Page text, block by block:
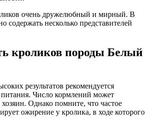
очень дружелюбный и мирный. В
содержать несколько представителей
кроликов породы Белый
результатов рекомендуется
Число кормлений может
хозяин. Однако помните, что частое
ожирение у кролика, в ходе которого